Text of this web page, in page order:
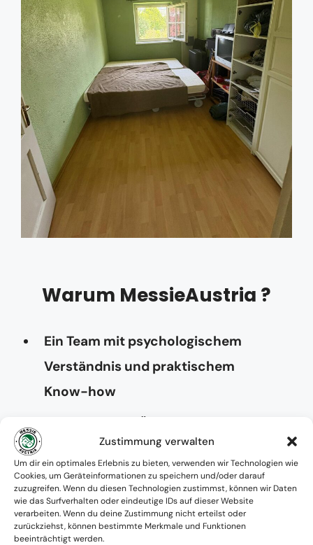
Zustimmung verwalten
Um dir ein optimales Erlebnis zu bieten, verwenden wir Technologien wie
Cookies, um Geräteinformationen zu speichern und/oder darauf
zuzugreifen. Wenn du diesen Technologien zustimmst, können wir Daten
wie das Surfverhalten oder eindeutige IDs auf dieser Website
verarbeiten. Wenn du deine Zustimmung nicht erteilst oder
zurückziehst, können bestimmte Merkmale und Funktionen
beeinträchtigt werden.
Warum MessieAustria ?
Ein Team mit psychologischem
Verständnis und praktischem
Know-how
Absolute Diskretion & keine
Zusammenarbeit mit Ämtern ohne
Einverständnis